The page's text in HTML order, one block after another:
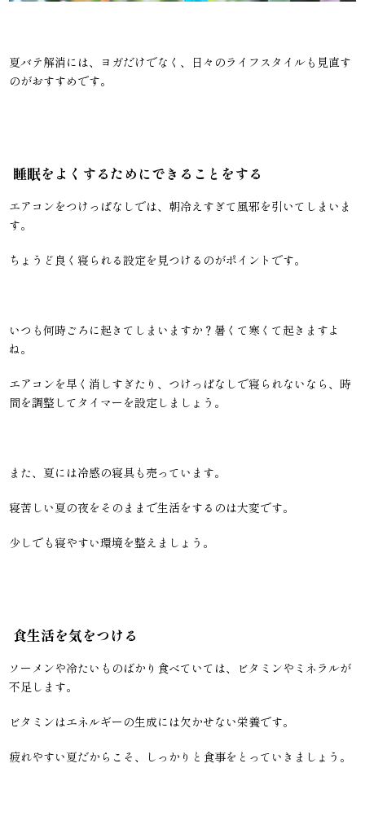
夏バテ解消には、ヨガだけでなく、日々のライフスタイルも見直す
のがおすすめです。
睡眠をよくするためにできることをする
エアコンをつけっぱなしでは、朝冷えすぎて風邪を引いてしまいま
す。
ちょうど良く寝られる設定を見つけるのがポイントです。
いつも何時ごろに起きてしまいますか？暑くて寒くて起きますよ
ね。
エアコンを早く消しすぎたり、つけっぱなしで寝られないなら、時
間を調整してタイマーを設定しましょう。
また、夏には冷感の寝具も売っています。
寝苦しい夏の夜をそのままで生活をするのは大変です。
少しでも寝やすい環境を整えましょう。
食生活を気をつける
ソーメンや冷たいものばかり食べていては、ビタミンやミネラルが
不足します。
ビタミンはエネルギーの生成には欠かせない栄養です。
疲れやすい夏だからこそ、しっかりと食事をとっていきましょう。